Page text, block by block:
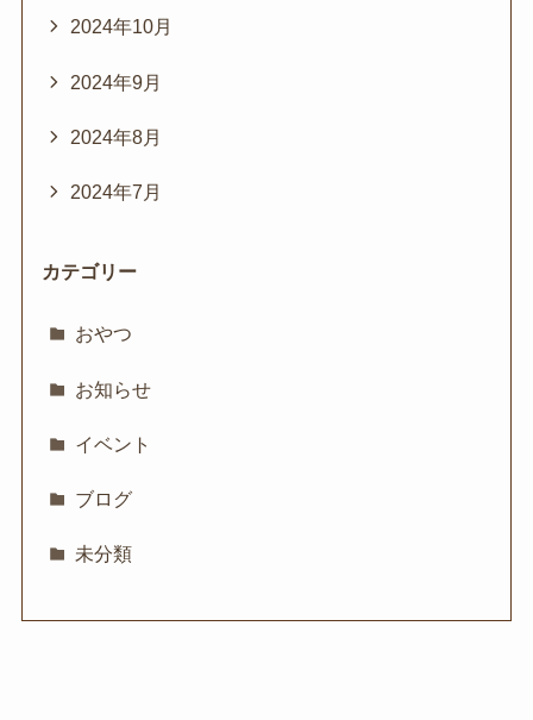
2024年10月
2024年9月
2024年8月
2024年7月
カテゴリー
おやつ
お知らせ
イベント
ブログ
未分類